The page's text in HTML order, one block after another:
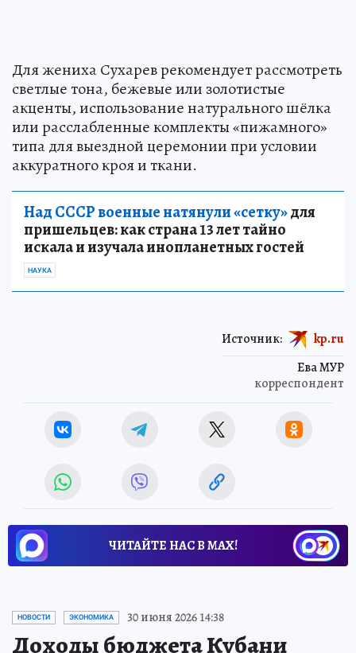
Для жениха Сухарев рекомендует рассмотреть
светлые тона, бежевые или золотистые
акценты, использование натурального шёлка
или расслабленные комплекты «пижамного»
типа для выездной церемонии при условии
аккуратного кроя и ткани.
Над СССР военные натянули «сетку»для
пришельцев: как страна 13 лет тайно
искала и изучала инопланетных гостей
НАУКА
Ева МУР
корреспондент
Источник: kp.ru
ЧИТАЙТЕ НАС В МАХ!
НОВОСТИ ЭКОНОМИКА 30 июня 2026 14:38
Доходы бюджета Кубани